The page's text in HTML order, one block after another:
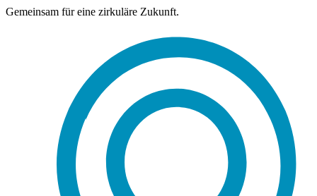
Gemeinsam für eine zirkuläre Zukunft.